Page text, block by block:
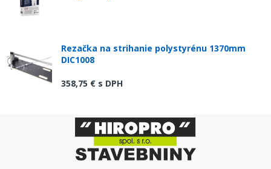
Rezačka na strihanie polystyrénu 1370mm
DIC1008
358,75 € s DPH